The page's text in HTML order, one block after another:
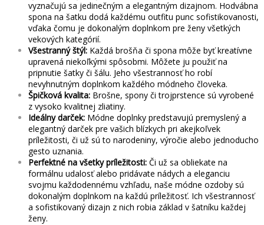
vyznačujú sa jedinečným a elegantným dizajnom. Hodvábna
spona na šatku dodá každému outfitu punc sofistikovanosti,
vďaka čomu je dokonalým doplnkom pre ženy všetkých
vekových kategórií.
Všestranný štýl: Každá brošňa či spona môže byť kreatívne
upravená niekoľkými spôsobmi. Môžete ju použiť na
pripnutie šatky či šálu. Jeho všestrannosť ho robí
nevyhnutným doplnkom každého módneho človeka.
Špičková kvalita: Brošne, spony či trojprstence sú vyrobené
z vysoko kvalitnej zliatiny.
Ideálny darček: Módne doplnky predstavujú premyslený a
elegantný darček pre vašich blízkych pri akejkoľvek
príležitosti, či už sú to narodeniny, výročie alebo jednoducho
gesto uznania.
Perfektné na všetky príležitosti: Či už sa obliekate na
formálnu udalosť alebo pridávate nádych a eleganciu
svojmu každodennému vzhľadu, naše módne ozdoby sú
dokonalým doplnkom na každú príležitosť. Ich všestrannosť
a sofistikovaný dizajn z nich robia základ v šatníku každej
ženy.